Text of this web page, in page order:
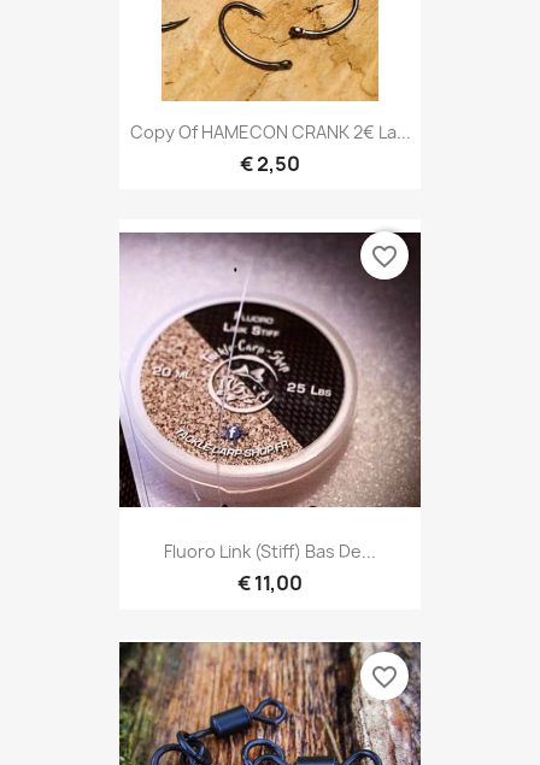
Copy Of HAMECON CRANK 2€ La...
€ 2,50
Fluoro Link (stiff) Bas De...
€ 11,00
favorite_border
favorite_border